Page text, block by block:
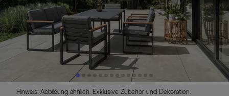
Hinweis: Abbildung ähnlich. Exklusive Zubehör und Dekoration.